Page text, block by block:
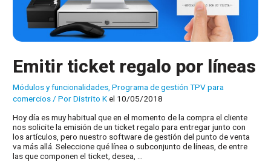
Emitir ticket regalo por líneas
Módulos y funcionalidades ,Programa de gestión TPV para
comercios / PorDistrito Kel 10/05/2018
Hoy día es muy habitual que en el momento de la compra el cliente
nos solicite la emisión de un ticket regalo para entregar junto con
los artículos, pero nuestro software de gestión del punto de venta
va más allá. Seleccione qué línea o subconjunto de líneas, de entre
las que componen el ticket, desea, …